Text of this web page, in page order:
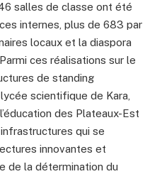
salles de classe ont été
internes, plus de 683 par
locaux et la diaspora
ces réalisations sur le
de standing
scientifique de Kara,
des Plateaux-Est
qui se
innovantes et
de la détermination du